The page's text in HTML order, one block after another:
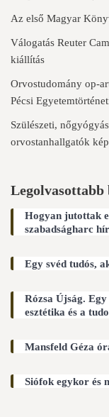
Az első Magyar
Válogatás Reuter
kiállítás
Orvostudomány op-
Pécsi
Szülészeti,
orvostanhallgatók
Legolvasottabb
Hogyan jutottak
szabadságharc
Egy svéd tudós,
Rózsa Újság.
esztétika és a
Mansfeld Géza
Siófok egykor és